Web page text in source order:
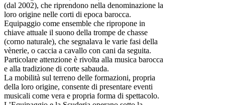
(dal 2002), che riprendono nella denominazione la
loro origine nelle corti di epoca barocca.
Equipaggio come ensemble che ripropone in
chiave attuale il suono della trompe de chasse
(corno naturale), che segnalava le varie fasi della
vènerie, o caccia a cavallo con cani da seguita.
Particolare attenzione è rivolta alla musica barocca
e alla tradizione di corte sabauda.
La mobilità sul terreno delle formazioni, propria
della loro origine, consente di presentare eventi
musicali come vera e propria forma di spettacolo.